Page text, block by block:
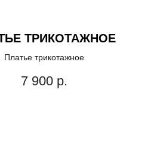
ТРИКОТАЖНОЕ
Платье трикотажное
7 900 р.